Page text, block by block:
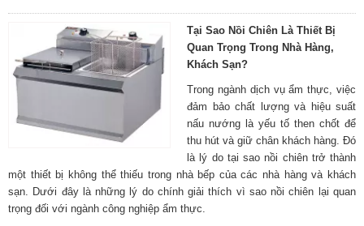
Tại Sao Nồi Chiên Là Thiết Bị
Quan Trọng Trong Nhà Hàng,
Khách Sạn?
Trong ngành dịch vụ ẩm thực, việc
đảm bảo chất lượng và hiệu suất
nấu nướng là yếu tố then chốt để
thu hút và giữ chân khách hàng. Đó
là lý do tại sao nồi chiên trở thành
một thiết bị không thể thiếu trong nhà bếp của các nhà hàng và khách
sạn. Dưới đây là những lý do chính giải thích vì sao nồi chiên lại quan
trọng đối với ngành công nghiệp ẩm thực.